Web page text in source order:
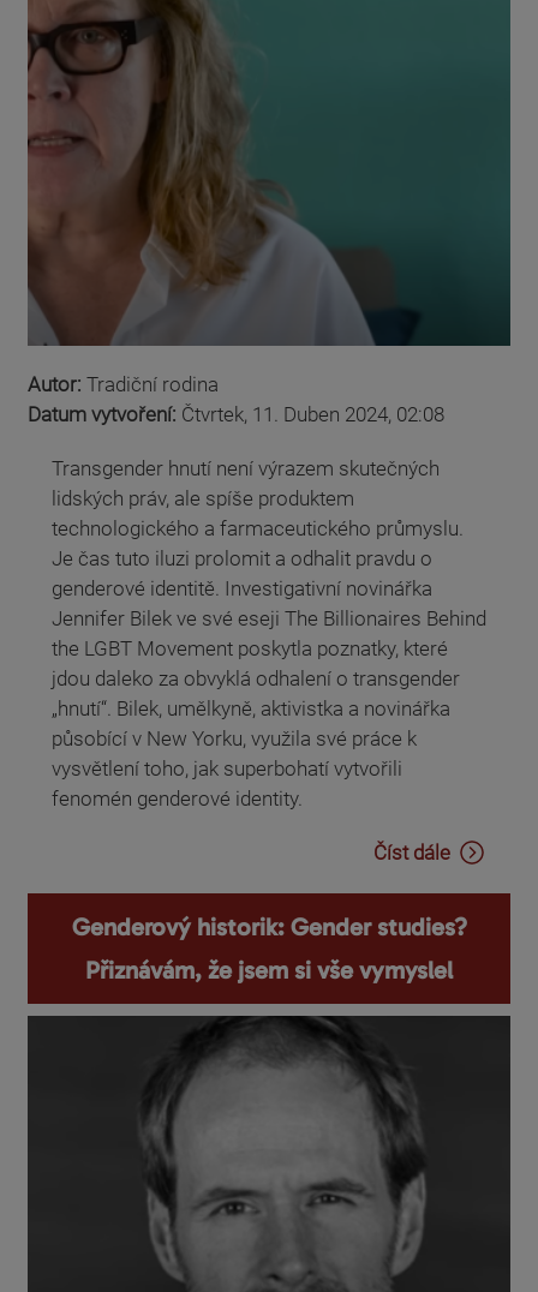
Autor: Tradiční rodina
Datum vytvoření: Čtvrtek, 11. Duben 2024, 02:08
Transgender hnutí není výrazem skutečných
lidských práv, ale spíše produktem
technologického a farmaceutického průmyslu.
Je čas tuto iluzi prolomit a odhalit pravdu o
genderové identitě. Investigativní novinářka
Jennifer Bilek ve své eseji The Billionaires Behind
the LGBT Movement poskytla poznatky, které
jdou daleko za obvyklá odhalení o transgender
„hnutí“. Bilek, umělkyně, aktivistka a novinářka
působící v New Yorku, využila své práce k
vysvětlení toho, jak superbohatí vytvořili
fenomén genderové identity.
Číst dále
Genderový historik: Gender studies?
Přiznávám, že jsem si vše vymyslel